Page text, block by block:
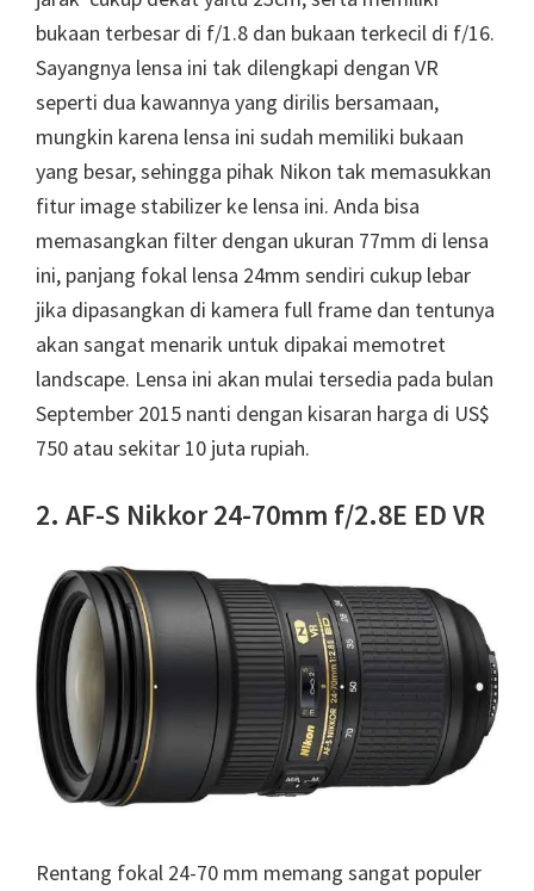
bukaan terbesar di f/1.8 dan bukaan terkecil di f/16.
Sayangnya lensa ini tak dilengkapi dengan VR
seperti dua kawannya yang dirilis bersamaan,
mungkin karena lensa ini sudah memiliki bukaan
yang besar, sehingga pihak Nikon tak memasukkan
fitur image stabilizer ke lensa ini. Anda bisa
memasangkan filter dengan ukuran 77mm di lensa
ini, panjang fokal lensa 24mm sendiri cukup lebar
jika dipasangkan di kamera full frame dan tentunya
akan sangat menarik untuk dipakai memotret
landscape. Lensa ini akan mulai tersedia pada bulan
September 2015 nanti dengan kisaran harga di US$
750 atau sekitar 10 juta rupiah.
2. AF-S Nikkor 24-70mm f/2.8E ED VR
Rentang fokal 24-70 mm memang sangat populer